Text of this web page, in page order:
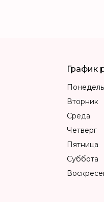
График
Вторник
Среда
Четверг
Пятница
Суббота